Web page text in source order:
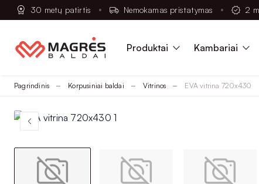
30 metų patirtis Nemokamas pristatymas 2
Produktai Kambariai
Pagrindinis Korpusiniai baldai Vitrinos EVA vitrina 720x430